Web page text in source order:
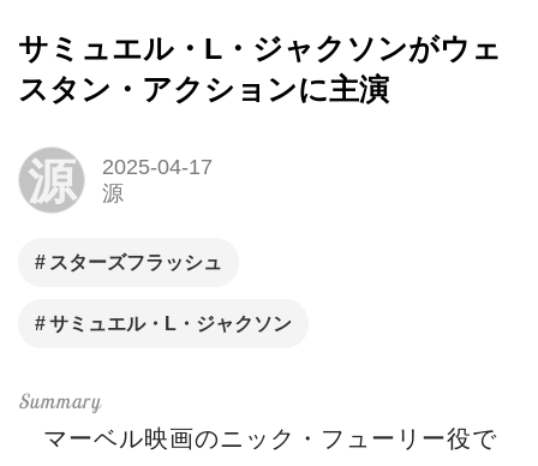
サミュエル・L・ジャクソンがウェ
スタン・アクションに主演
源
2025-04-17
源
スターズフラッシュ
サミュエル・L・ジャクソン
マーベル映画のニック・フューリー役で